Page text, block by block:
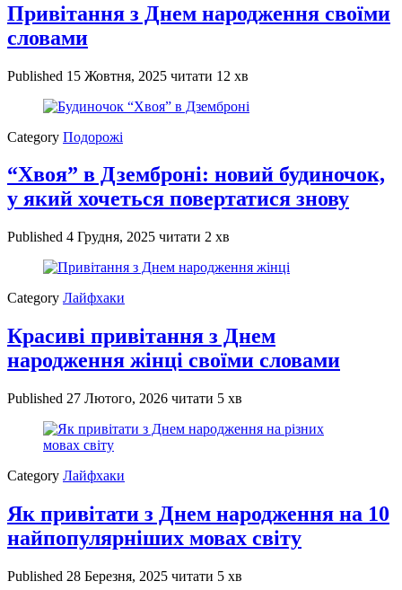
Привітання з Днем народження своїми
словами
Published 15 Жовтня, 2025 читати 12 хв
Category Подорожі
“Хвоя” в Дземброні: новий будиночок,
у який хочеться повертатися знову
Published 4 Грудня, 2025 читати 2 хв
Category Лайфхаки
Красиві привітання з Днем
народження жінці своїми словами
Published 27 Лютого, 2026 читати 5 хв
Category Лайфхаки
Як привітати з Днем народження на 10
найпопулярніших мовах світу
Published 28 Березня, 2025 читати 5 хв